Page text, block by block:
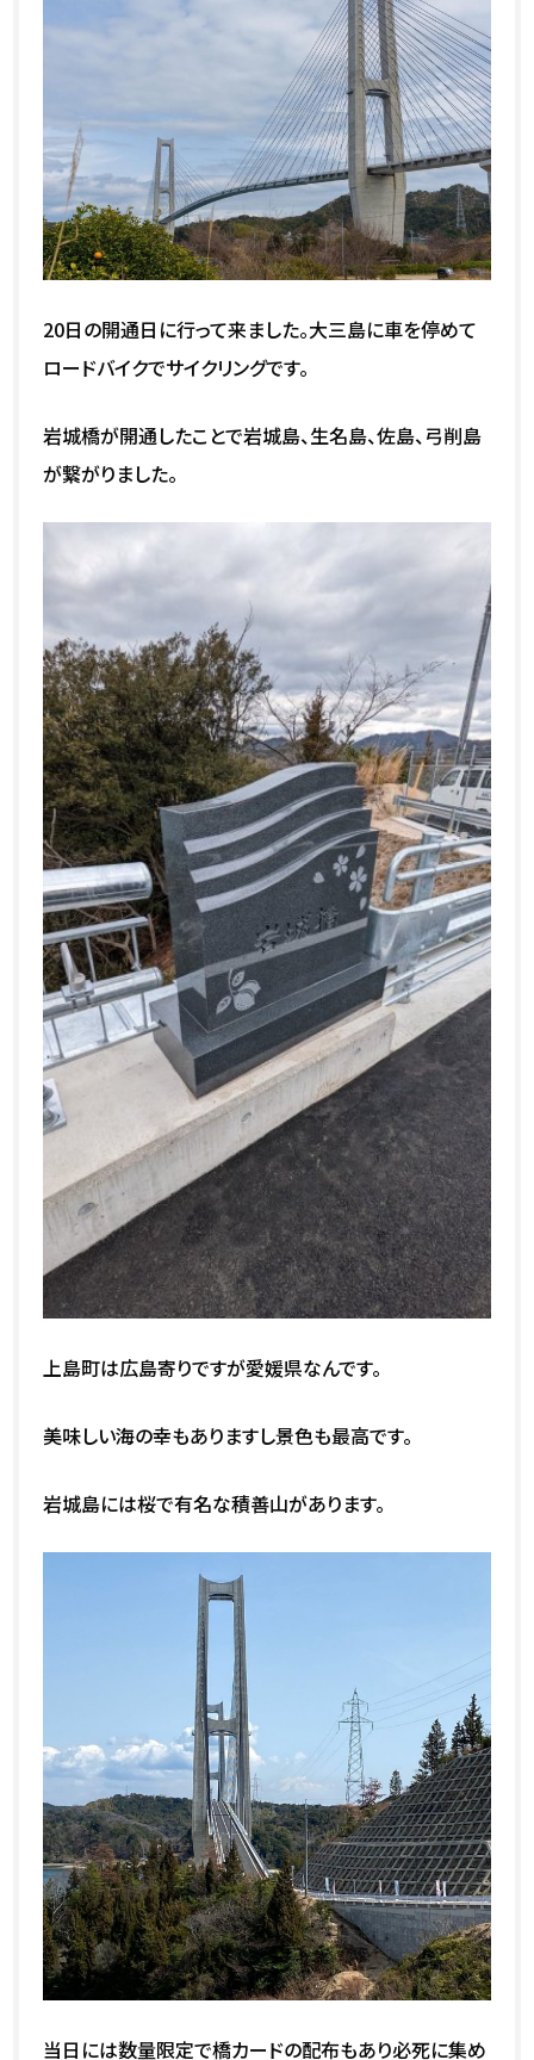
20日の開通日に行って来ました。大三島に車を停めて
ロードバイクでサイクリングです。
岩城橋が開通したことで岩城島、生名島、佐島、弓削島
が繋がりました。
上島町は広島寄りですが愛媛県なんです。
美味しい海の幸もありますし景色も最高です。
岩城島には桜で有名な積善山があります。
当日には数量限定で橋カードの配布もあり必死に集め